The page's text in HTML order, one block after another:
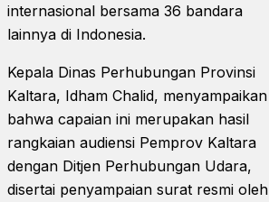
internasional bersama 36 bandara
lainnya di Indonesia.
Kepala Dinas Perhubungan Provinsi
Kaltara, Idham Chalid, menyampaikan
bahwa capaian ini merupakan hasil
rangkaian audiensi Pemprov Kaltara
dengan Ditjen Perhubungan Udara,
disertai penyampaian surat resmi oleh